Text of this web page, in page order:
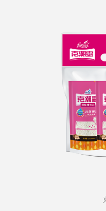
查詢即時股價與歷年股利
人，是花仙子企業最珍